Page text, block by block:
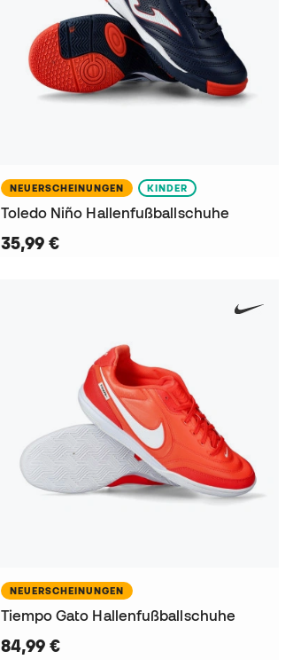
NEUERSCHEINUNGEN KINDER
Toledo Niño Hallenfußballschuhe
35,99 €
NEUERSCHEINUNGEN
Tiempo Gato Hallenfußballschuhe
84,99 €